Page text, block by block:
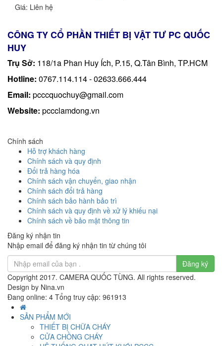
Giá: Liên hệ
CÔNG TY CỔ PHẦN THIẾT BỊ VẬT TƯ PC QUỐC
HUY
Trụ Sở: 118/1a Phan Huy Ích, P.15, Q.Tân Bình, TP.HCM
Hotline: 0767.114.114 - 02633.666.444
Email: pcccquochuy@gmail.com
Website: pccclamdong.vn
Chính sách
Hỗ trợ khách hàng
Chính sách và quy định
Đổi trả hàng hóa
Chính sách vận chuyển, giao nhận
Chính sách đổi trả hàng
Chính sách bảo hành bảo trì
Chính sách và quy định về xử lý khiếu nại
Chính sách về bảo mật thông tin
Đăng ký nhận tin
Nhập email để đăng ký nhận tin từ chúng tôi
Đăng ký
Copyright 2017. CAMERA QUỐC TÙNG. All rights reserved.
Design by Nina.vn
Đang online: 4 Tổng truy cập: 961913
SẢN PHẨM MỚI
THIẾT BỊ CHỮA CHÁY
CỬA CHỒNG CHÁY